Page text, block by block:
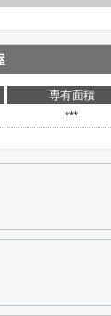
専有面積
***